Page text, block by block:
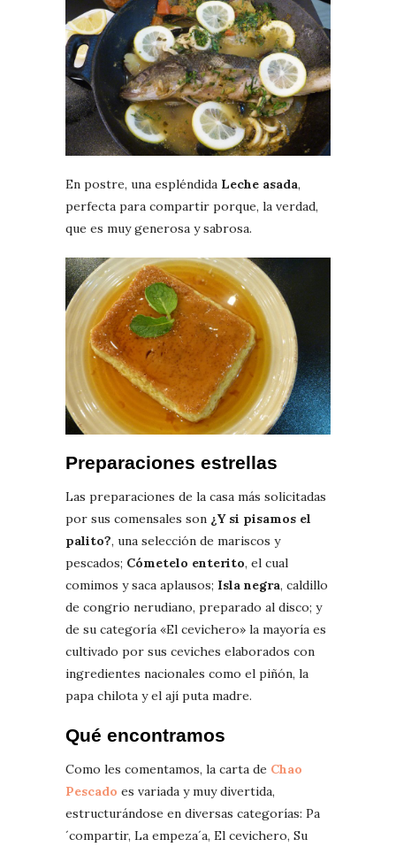
En postre, una espléndida Leche asada,
perfecta para compartir porque, la verdad,
que es muy generosa y sabrosa.
Preparaciones estrellas
Las preparaciones de la casa más solicitadas
por sus comensales son ¿Y si pisamos el
palito?, una selección de mariscos y
pescados; Cómetelo enterito, el cual
comimos y saca aplausos; Isla negra, caldillo
de congrio nerudiano, preparado al disco; y
de su categoría «El cevichero» la mayoría es
cultivado por sus ceviches elaborados con
ingredientes nacionales como el piñón, la
papa chilota y el ají puta madre.
Qué encontramos
Como les comentamos, la carta de Chao
Pescado es variada y muy divertida,
estructurándose en diversas categorías: Pa
´compartir, La empeza´a, El cevichero, Su